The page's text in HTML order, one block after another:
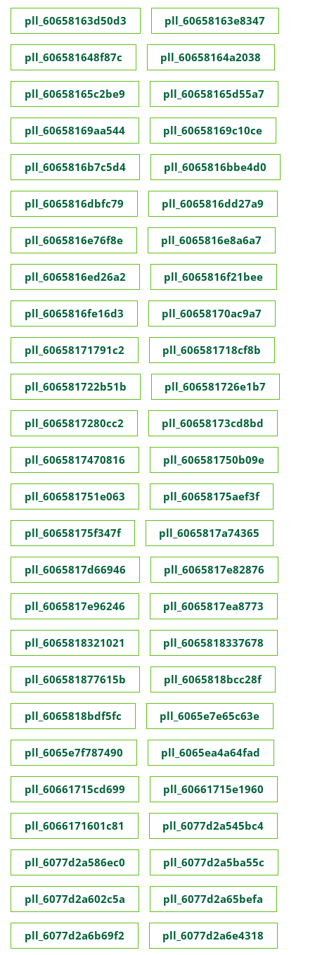
pll_60658163d50d3 pll_60658163e8347
pll_606581648f87c pll_60658164a2038
pll_60658165c2be9 pll_60658165d55a7
pll_60658169aa544 pll_60658169c10ce
pll_6065816b7c5d4 pll_6065816bbe4d0
pll_6065816dbfc79 pll_6065816dd27a9
pll_6065816e76f8e pll_6065816e8a6a7
pll_6065816ed26a2 pll_6065816f21bee
pll_6065816fe16d3 pll_60658170ac9a7
pll_60658171791c2 pll_606581718cf8b
pll_606581722b51b pll_606581726e1b7
pll_6065817280cc2 pll_60658173cd8bd
pll_6065817470816 pll_606581750b09e
pll_606581751e063 pll_60658175aef3f
pll_60658175f347f pll_6065817a74365
pll_6065817d66946 pll_6065817e82876
pll_6065817e96246 pll_6065817ea8773
pll_6065818321021 pll_6065818337678
pll_606581877615b pll_6065818bcc28f
pll_6065818bdf5fc pll_6065e7e65c63e
pll_6065e7f787490 pll_6065ea4a64fad
pll_60661715cd699 pll_60661715e1960
pll_6066171601c81 pll_6077d2a545bc4
pll_6077d2a586ec0 pll_6077d2a5ba55c
pll_6077d2a602c5a pll_6077d2a65befa
pll_6077d2a6b69f2 pll_6077d2a6e4318